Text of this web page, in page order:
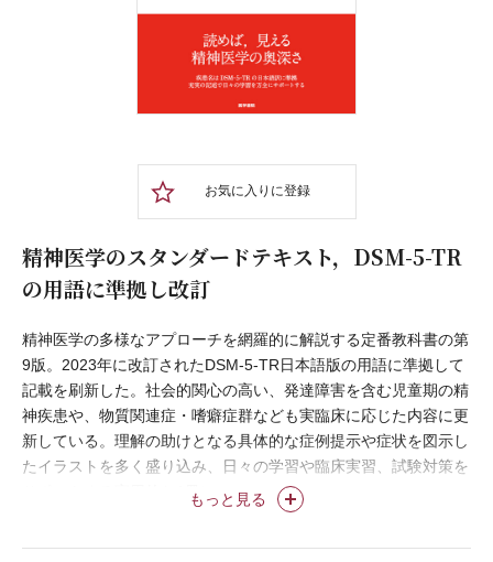
お気に入りに登録
精神医学のスタンダードテキスト，DSM-5-TR
の用語に準拠し改訂
もっと見る
精神医学の多様なアプローチを網羅的に解説する定番教科書の第
9版。2023年に改訂されたDSM-5-TR日本語版の用語に準拠して
記載を刷新した。社会的関心の高い、発達障害を含む児童期の精
神疾患や、物質関連症・嗜癖症群なども実臨床に応じた内容に更
新している。理解の助けとなる具体的な症例提示や症状を図示し
たイラストを多く盛り込み、日々の学習や臨床実習、試験対策を
サポートする実用的な1冊に。